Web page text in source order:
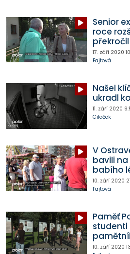
Senior
roce
17. září 2020
Fajtová
Našel
ukradl
11. září 2020
Cileček
V
bavili
babího
10. září 2020
Fajtová
Paměť
studenti
10. září 2020